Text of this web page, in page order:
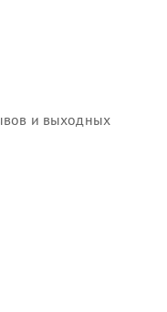
и выходных